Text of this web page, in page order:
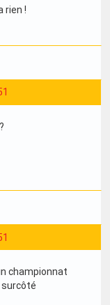
rien !
championnat